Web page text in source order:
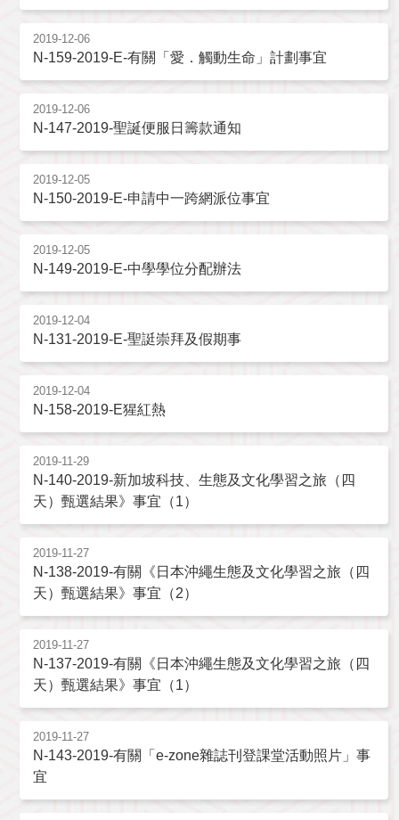
2019-12-06
N-159-2019-E-有關「愛．觸動生命」計劃事宜
2019-12-06
N-147-2019-聖誕便服日籌款通知
2019-12-05
N-150-2019-E-申請中一跨網派位事宜
2019-12-05
N-149-2019-E-中學學位分配辦法
2019-12-04
N-131-2019-E-聖誔崇拜及假期事
2019-12-04
N-158-2019-E猩紅熱
2019-11-29
N-140-2019-新加坡科技、生態及文化學習之旅（四
天）甄選結果》事宜（1）
2019-11-27
N-138-2019-有關《日本沖繩生態及文化學習之旅（四
天）甄選結果》事宜（2）
2019-11-27
N-137-2019-有關《日本沖繩生態及文化學習之旅（四
天）甄選結果》事宜（1）
2019-11-27
N-143-2019-有關「e-zone雜誌刊登課堂活動照片」事
宜